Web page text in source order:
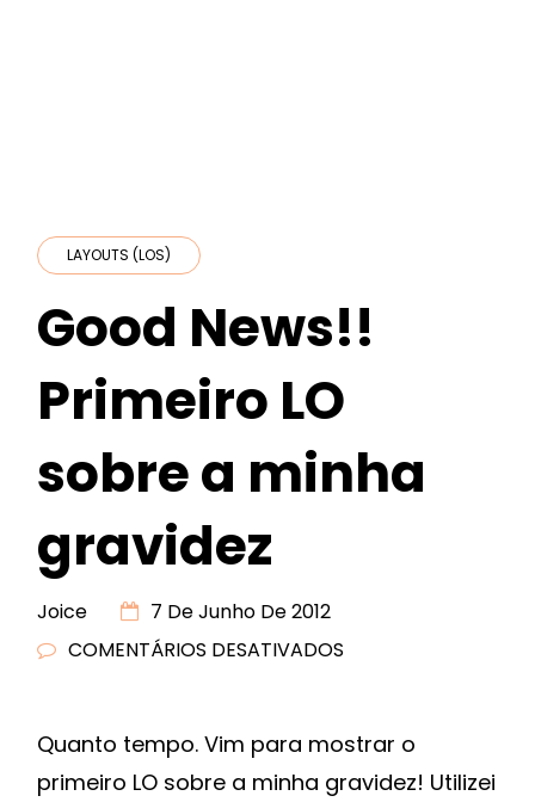
LAYOUTS (LOS)
Good News!!
Primeiro LO
sobre a minha
gravidez
Joice
7 De Junho De 2012
COMENTÁRIOS DESATIVADOS
PRIMEIRO
LO
Quanto tempo. Vim para mostrar o
primeiro LO sobre a minha gravidez! Utilizei